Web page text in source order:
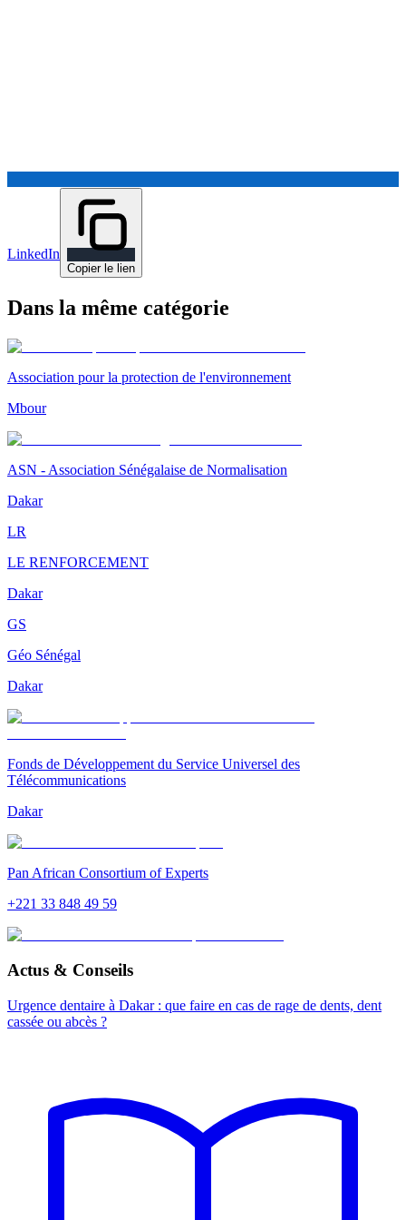
LinkedIn
Copier le lien
Dans la même catégorie
Association pour la protection de l'environnement
Mbour
ASN - Association Sénégalaise de Normalisation
Dakar
LR
LE RENFORCEMENT
Dakar
GS
Géo Sénégal
Dakar
Fonds de Développement du Service Universel des
Télécommunications
Dakar
Pan African Consortium of Experts
+221 33 848 49 59
Actus & Conseils
Urgence dentaire à Dakar : que faire en cas de rage de dents, dent
cassée ou abcès ?